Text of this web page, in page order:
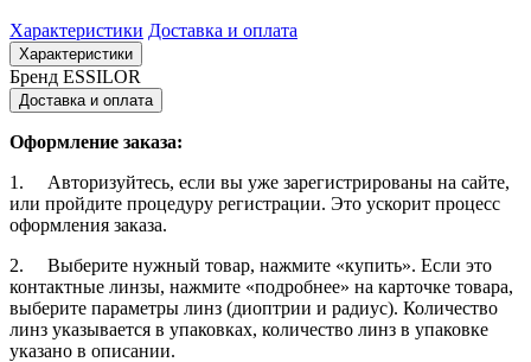
Характеристики Доставка и оплата
Характеристики
Бренд ESSILOR
Доставка и оплата
Оформление заказа:
1. Авторизуйтесь, если вы уже зарегистрированы на сайте,
или пройдите процедуру регистрации. Это ускорит процесс
оформления заказа.
2. Выберите нужный товар, нажмите «купить». Если это
контактные линзы, нажмите «подробнее» на карточке товара,
выберите параметры линз (диоптрии и радиус). Количество
линз указывается в упаковках, количество линз в упаковке
указано в описании.